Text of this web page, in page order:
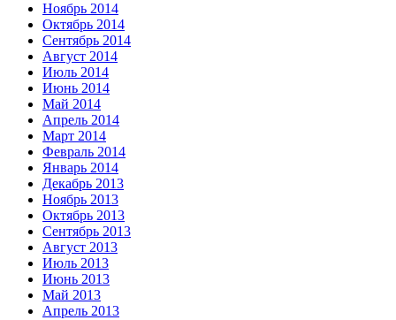
Ноябрь 2014
Октябрь 2014
Сентябрь 2014
Август 2014
Июль 2014
Июнь 2014
Май 2014
Апрель 2014
Март 2014
Февраль 2014
Январь 2014
Декабрь 2013
Ноябрь 2013
Октябрь 2013
Сентябрь 2013
Август 2013
Июль 2013
Июнь 2013
Май 2013
Апрель 2013